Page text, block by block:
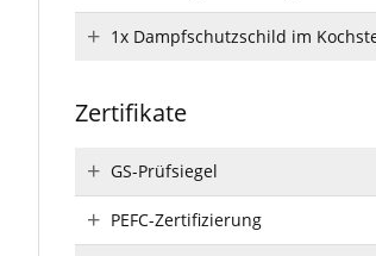
1x Dampfschutzschild im
Zertifikate
GS-Prüfsiegel
PEFC-Zertifizierung